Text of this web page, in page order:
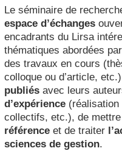
Le séminaire de
espace d’échanges
encadrants du Lirsa
thématiques abordées
des travaux en cours
colloque ou d’article,
publiésavec leurs
d’expérience(réalisation
collectifs, etc.), de
référenceet de traiter
sciences de gestion.